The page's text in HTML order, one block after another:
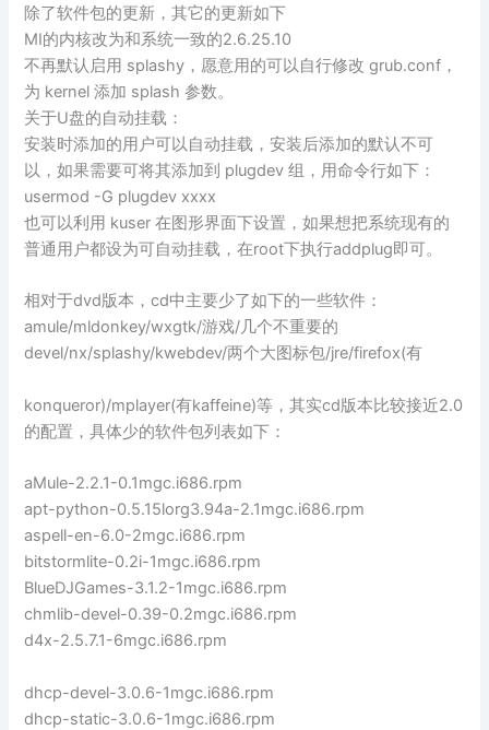
除了软件包的更新，其它的更新如下
MI的内核改为和系统一致的2.6.25.10
不再默认启用 splashy，愿意用的可以自行修改 grub.conf，
为 kernel 添加 splash 参数。
关于U盘的自动挂载：
安装时添加的用户可以自动挂载，安装后添加的默认不可
以，如果需要可将其添加到 plugdev 组，用命令行如下：
usermod -G plugdev xxxx
也可以利用 kuser 在图形界面下设置，如果想把系统现有的
普通用户都设为可自动挂载，在root下执行addplug即可。
相对于dvd版本，cd中主要少了如下的一些软件：
amule/mldonkey/wxgtk/游戏/几个不重要的
devel/nx/splashy/kwebdev/两个大图标包/jre/firefox(有
konqueror)/mplayer(有kaffeine)等，其实cd版本比较接近2.0
的配置，具体少的软件包列表如下：
aMule-2.2.1-0.1mgc.i686.rpm
apt-python-0.5.15lorg3.94a-2.1mgc.i686.rpm
aspell-en-6.0-2mgc.i686.rpm
bitstormlite-0.2i-1mgc.i686.rpm
BlueDJGames-3.1.2-1mgc.i686.rpm
chmlib-devel-0.39-0.2mgc.i686.rpm
d4x-2.5.7.1-6mgc.i686.rpm
dhcp-devel-3.0.6-1mgc.i686.rpm
dhcp-static-3.0.6-1mgc.i686.rpm